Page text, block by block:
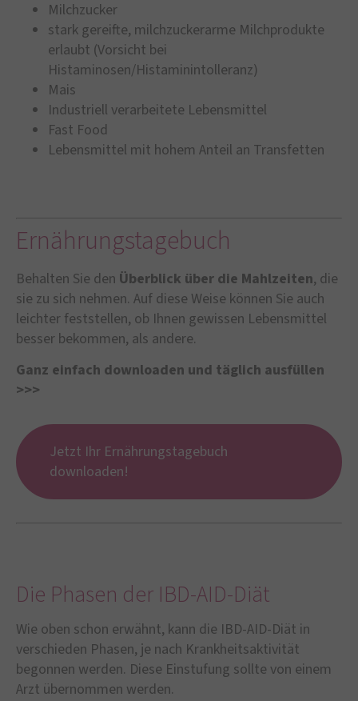
Milchzucker
stark gereifte, milchzuckerarme Milchprodukte
erlaubt (Vorsicht bei
Histaminosen/Histaminintolleranz)
Mais
Industriell verarbeitete Lebensmittel
Fast Food
Lebensmittel mit hohem Anteil an Transfetten
Ernährungstagebuch
Behalten Sie den Überblick über die Mahlzeiten, die
sie zu sich nehmen. Auf diese Weise können Sie auch
leichter feststellen, ob Ihnen gewissen Lebensmittel
besser bekommen, als andere.
Ganz einfach downloaden und täglich ausfüllen
>>>
Jetzt Ihr Ernährungstagebuch
downloaden!
Die Phasen der IBD-AID-Diät
Wie oben schon erwähnt, kann die IBD-AID-Diät in
verschieden Phasen, je nach Krankheitsaktivität
begonnen werden. Diese Einstufung sollte von einem
Arzt übernommen werden.